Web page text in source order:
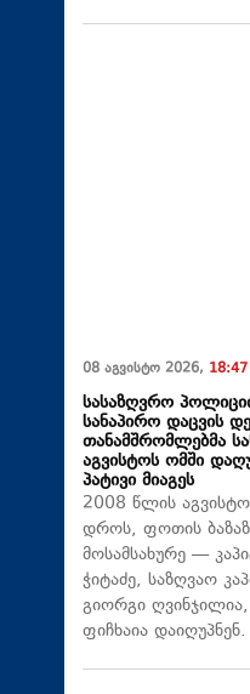
08 აგვისტო 2026, 18:47
სასაზღვრო
სანაპირო დაცვის
თანამშრომლებმა
აგვისტოს ომში
პატივი მიაგეს
2008 წლის
დროს, ფოთის
მოსამსახურე —
ჭიტაძე, საზღვაო
გიორგი
ფიჩხაია დაიღუპნენ.